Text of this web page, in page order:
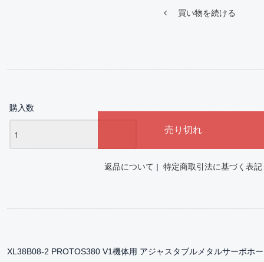
買い物を続ける
購入数
返品について | 特定商取引法に基づく表記
XL38B08-2 PROTOS380 V1機体用 アジャスタブルメタルサーボホー